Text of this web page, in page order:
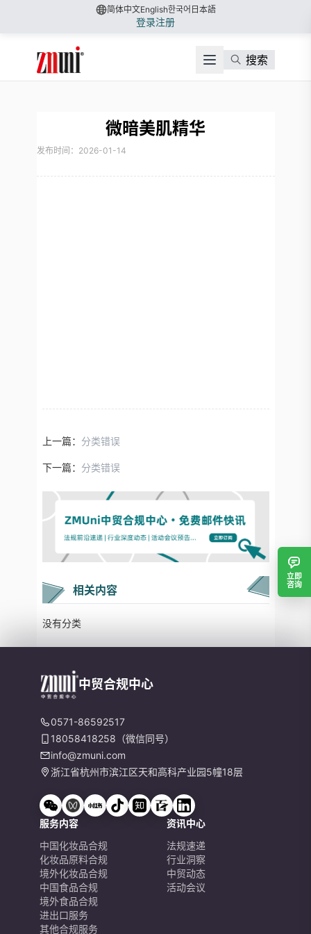
简体中文English한국어 日本語
登录注册
搜索
微暗美肌精华
发布时间：2026-01-14
上一篇： 分类错误
下一篇： 分类错误
相关内容
没有分类
立即
咨询
中贸合规中心
0571-86592517
18058418258（微信同号）
info@zmuni.com
浙江省杭州市滨江区天和高科产业园5幢18层
服务内容
中国化妆品合规
化妆品原料合规
境外化妆品合规
中国食品合规
境外食品合规
进出口服务
其他合规服务
资讯中心
法规速递
行业洞察
中贸动态
活动会议